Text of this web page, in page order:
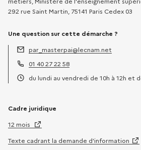
292 rue Saint Martin, 75141 Paris Cedex 03
Une question sur cette démarche ?
Adresse électronique :
par_masterpai@lecnam.net
Téléphone :
01 40 27 22 58
du lundi au vendredi de 10h à 12h et
Cadre juridique
12 mois
Texte cadrant la demande d’information